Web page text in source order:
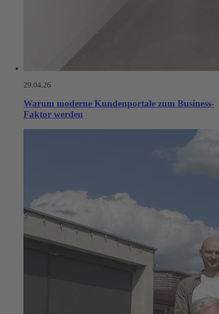
29.04.26
Warum moderne Kunden­portale zum Business-
Faktor werden